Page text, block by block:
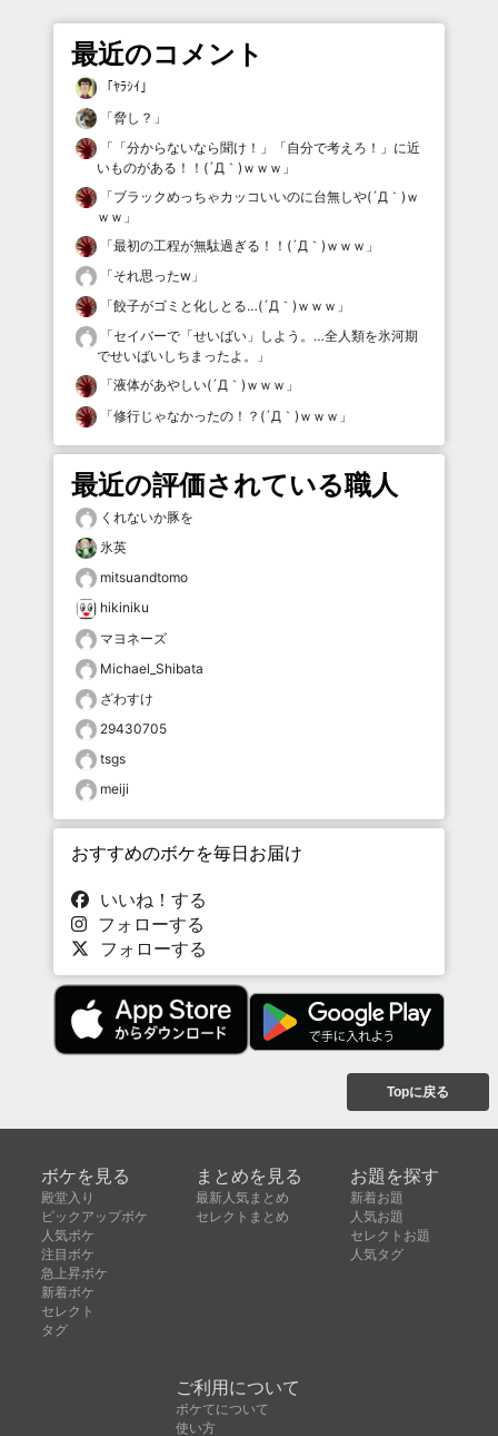
最近のコメント
「ﾔﾗｼｲ 」
「脅し？ 」
「 「分からないなら聞け！」「自分で考えろ！」に近
いものがある！！(´Д｀)ｗｗｗ 」
「ブラックめっちゃカッコいいのに台無しや(´Д｀)ｗ
ｗｗ 」
「最初の工程が無駄過ぎる！！(´Д｀)ｗｗｗ 」
「それ思ったw 」
「餃子がゴミと化しとる…(´Д｀)ｗｗｗ 」
「セイバーで「せいばい」しよう。…全人類を氷河期
でせいばいしちまったよ。
」
「液体があやしい(´Д｀)ｗｗｗ 」
「修行じゃなかったの！？(´Д｀)ｗｗｗ 」
最近の評価されている職人
くれないか豚を
氷英
mitsuandtomo
hikiniku
マヨネーズ
Michael_Shibata
ざわすけ
29430705
tsgs
meiji
おすすめのボケを毎日お届け
いいね！する
フォローする
フォローする
Topに戻る
ボケを見る
殿堂入り
ピックアップボケ
人気ボケ
注目ボケ
急上昇ボケ
新着ボケ
セレクト
タグ
まとめを見る
最新人気まとめ
セレクトまとめ
お題を探す
新着お題
人気お題
セレクトお題
人気タグ
ご利用について
ボケてについて
使い方